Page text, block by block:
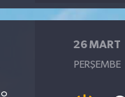
26 MART
PERŞEMBE